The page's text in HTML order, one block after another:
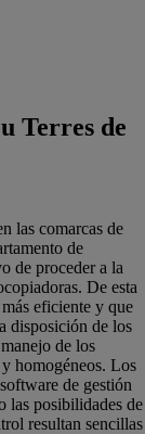
Terres de
las comarcas de
de
de proceder a la
De esta
eficiente y que
disposición de los
de los
homogéneos. Los
de gestión
las posibilidades de
resultan sencillas